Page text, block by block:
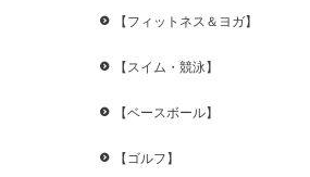
【フィットネス＆ヨガ】
【スイム・競泳】
【ベースボール】
【ゴルフ】